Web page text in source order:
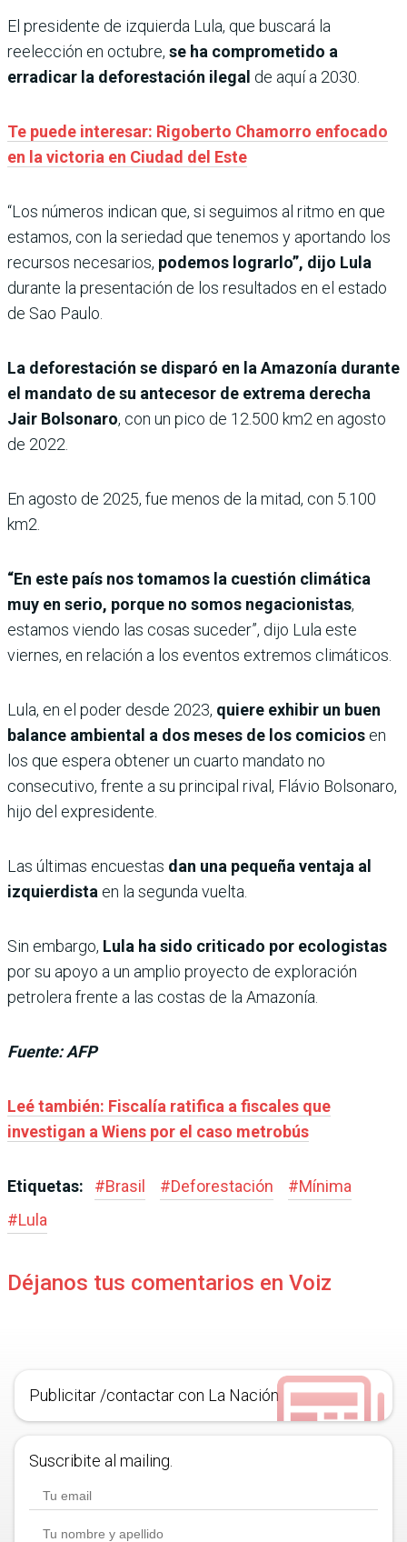
El presidente de izquierda Lula, que buscará la
reelección en octubre, se ha comprometido a
erradicar la deforestación ilegal de aquí a 2030.
Te puede interesar: Rigoberto Chamorro enfocado
en la victoria en Ciudad del Este
“Los números indican que, si seguimos al ritmo en que
estamos, con la seriedad que tenemos y aportando los
recursos necesarios, podemos lograrlo”, dijo Lula
durante la presentación de los resultados en el estado
de Sao Paulo.
La deforestación se disparó en la Amazonía durante
el mandato de su antecesor de extrema derecha
Jair Bolsonaro, con un pico de 12.500 km2 en agosto
de 2022.
En agosto de 2025, fue menos de la mitad, con 5.100
km2.
“En este país nos tomamos la cuestión climática
muy en serio, porque no somos negacionistas,
estamos viendo las cosas suceder”, dijo Lula este
viernes, en relación a los eventos extremos climáticos.
Lula, en el poder desde 2023, quiere exhibir un buen
balance ambiental a dos meses de los comicios en
los que espera obtener un cuarto mandato no
consecutivo, frente a su principal rival, Flávio Bolsonaro,
hijo del expresidente.
Las últimas encuestas dan una pequeña ventaja al
izquierdista en la segunda vuelta.
Sin embargo, Lula ha sido criticado por ecologistas
por su apoyo a un amplio proyecto de exploración
petrolera frente a las costas de la Amazonía.
Fuente: AFP
Leé también: Fiscalía ratifica a fiscales que
investigan a Wiens por el caso metrobús
Etiquetas: #Brasil #Deforestación #Mínima
#Lula
Déjanos tus comentarios en Voiz
Publicitar /contactar con La Nación
Suscribite al mailing.